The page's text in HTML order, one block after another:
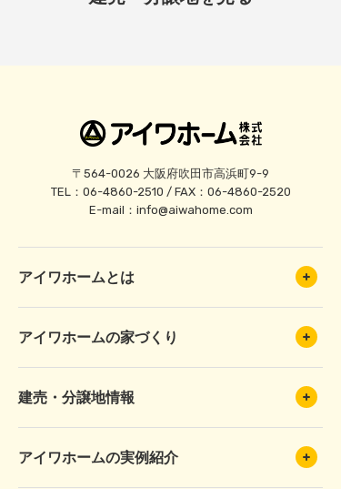
〒564-0026 大阪府吹田市高浜町9-9
TEL：06-4860-2510 / FAX：06-4860-2520
E-mail： info@aiwahome.com
アイワホームとは
アイワホームの家づくり
建売・分譲地情報
アイワホームの実例紹介